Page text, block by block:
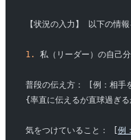
【状況の入力】 以下の情
1. 私（リーダー）の自己分
普段の伝え方： [例：相手
{率直に伝えるが直球過ぎ
気をつけていること： [ 例